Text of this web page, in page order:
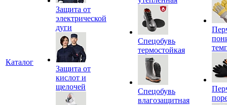
Каталог
Защита от
электрической
дуги
Защита от
кислот и
щелочей
Спецобувь
термостойкая
Спецобувь
влагозащитная